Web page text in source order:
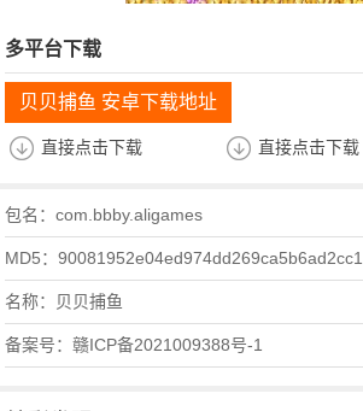
多平台下载
贝贝捕鱼 安卓下载地址
直接点击下载 直接点击下载
包名：com.bbby.aligames
MD5：90081952e04ed974dd269ca5b6ad2cc1
名称：贝贝捕鱼
备案号：赣ICP备2021009388号-1